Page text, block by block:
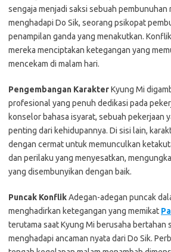
sengaja menjadi saksi sebuah pembunuhan
menghadapi Do Sik, seorang psikopat
penampilan ganda yang menakutkan.
mereka menciptakan ketegangan yang
mencekam di malam hari.
Pengembangan KarakterKyung Mi
profesional yang penuh dedikasi pada
konselor bahasa isyarat, sebuah pekerjaan
penting dari kehidupannya. Di sisi lain,
dengan cermat untuk memunculkan
dan perilaku yang menyesatkan,
yang disembunyikan dengan baik.
Puncak KonflikAdegan-adegan puncak
menghadirkan ketegangan yang memikat
terutama saat Kyung Mi berusaha bertahan
menghadapi ancaman nyata dari Do Sik.